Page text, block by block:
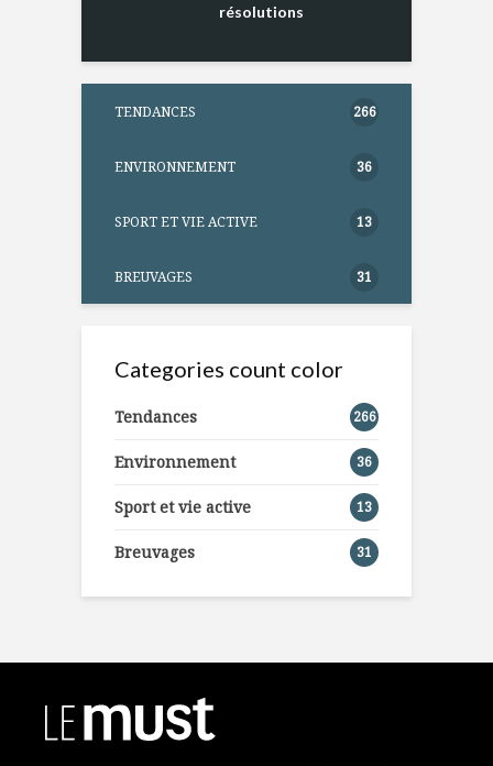
résolutions
TENDANCES 266
ENVIRONNEMENT 36
SPORT ET VIE ACTIVE 13
BREUVAGES 31
Categories count color
Tendances 266
Environnement 36
Sport et vie active 13
Breuvages 31